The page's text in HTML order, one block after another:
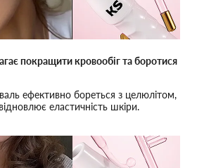
покращити кровообіг та боротися
ефективно бореться з целюлітом,
еластичність шкіри.